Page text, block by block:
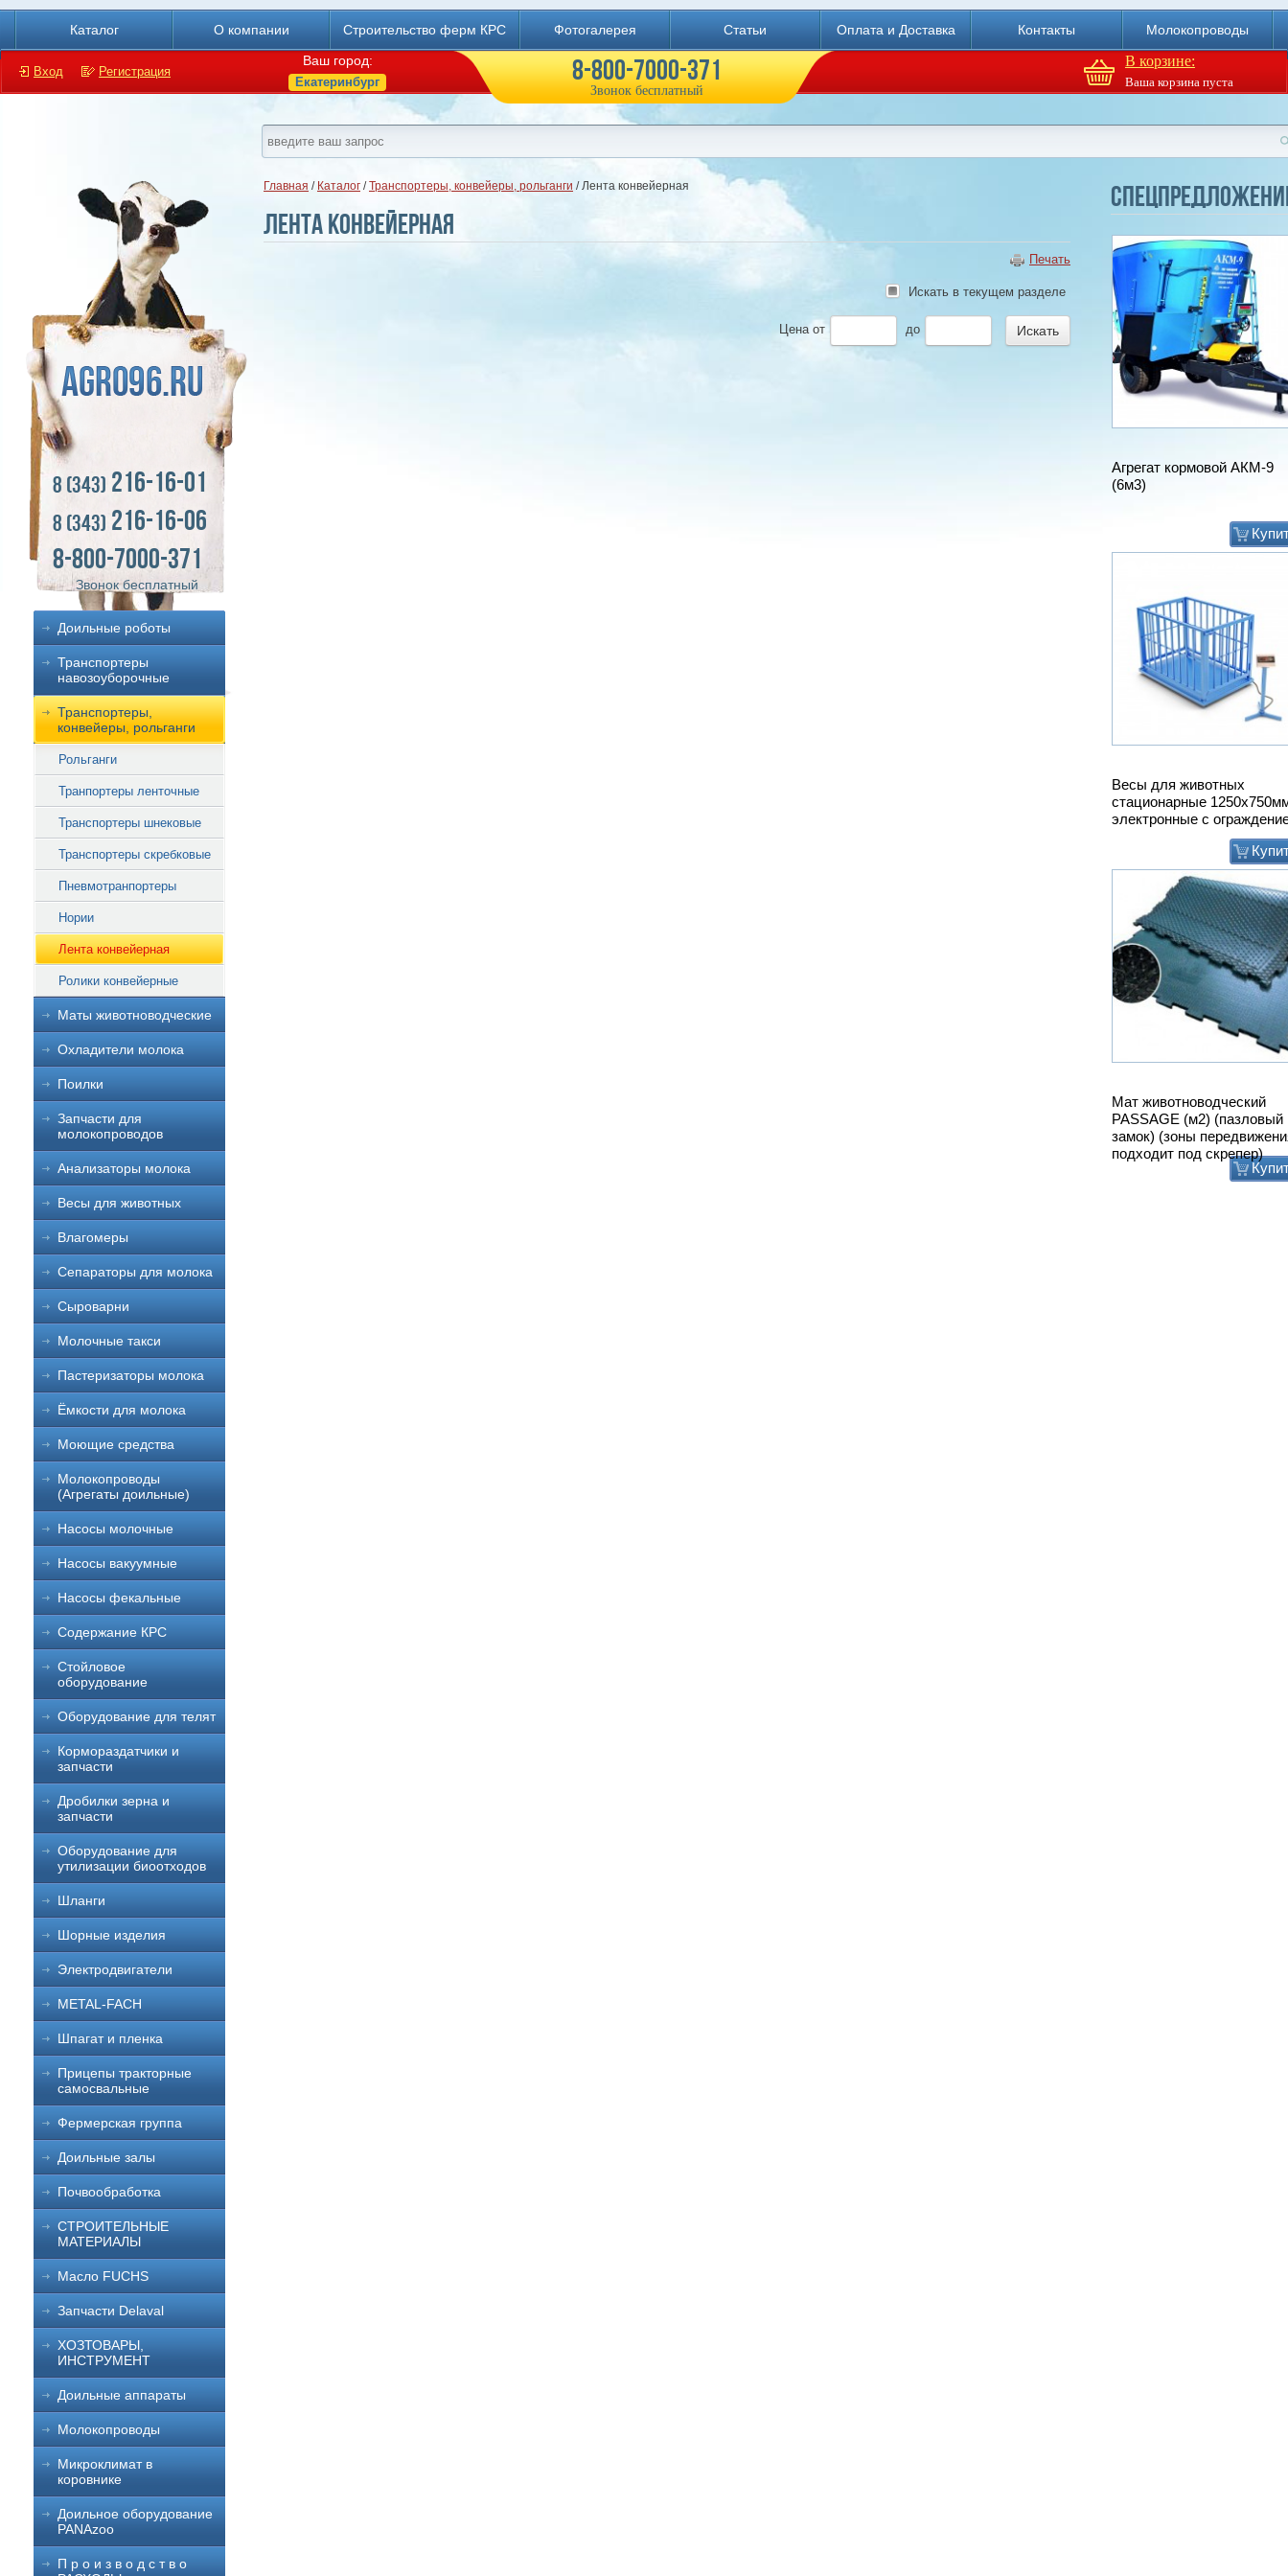
Каталог О компании Строительство ферм КРС Фотогалерея Статьи Оплата и Доставка Контакты Молокопроводы
Вход Регистрация
Ваш город:
Екатеринбург
В корзине:
Ваша корзина пуста
8-800-7000-371
Звонок бесплатный
8 (343) 216-16-01
8 (343) 216-16-06
8-800-7000-371
Звонок бесплатный
Доильные роботы
Транспортеры
навозоуборочные
Транспортеры,
конвейеры, рольганги
Рольганги
Транпортеры ленточные
Транспортеры шнековые
Транспортеры скребковые
Пневмотранпортеры
Нории
Лента конвейерная
Ролики конвейерные
Маты животноводческие
Охладители молока
Поилки
Запчасти для
молокопроводов
Анализаторы молока
Весы для животных
Влагомеры
Сепараторы для молока
Сыроварни
Молочные такси
Пастеризаторы молока
Ёмкости для молока
Моющие средства
Молокопроводы
(Агрегаты доильные)
Насосы молочные
Насосы вакуумные
Насосы фекальные
Содержание КРС
Стойловое
оборудование
Оборудование для телят
Кормораздатчики и
запчасти
Дробилки зерна и
запчасти
Оборудование для
утилизации биоотходов
Шланги
Шорные изделия
Электродвигатели
METAL-FACH
Шпагат и пленка
Прицепы тракторные
самосвальные
Фермерская группа
Доильные залы
Почвообработка
СТРОИТЕЛЬНЫЕ
МАТЕРИАЛЫ
Масло FUCHS
Запчасти Delaval
ХОЗТОВАРЫ,
ИНСТРУМЕНТ
Доильные аппараты
Молокопроводы
Микроклимат в
коровнике
Доильное оборудование
PANAzoo
П р о и з в о д с т в о
Агрегат кормовой АКМ-9
(6м3)
Весы для животных
стационарные
электронные с
Мат животноводческий
PASSAGE (м2) (пазловый
замок) (зоны
подходит под скрепер)
Главная / Каталог /Транспортеры, конвейеры, рольганги / Лента конвейерная
Лента конвейерная
Печать
Искать в текущем разделе
Ценаот до